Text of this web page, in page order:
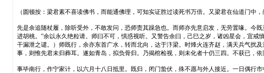
（圆顿按：梁君素不喜读佛书，而能通佛理，可知实证胜过读死书万倍。又梁君在仙道门中
先是余追随杖履，除听受外，不敢发问，恐师责其躁急也。而师亦先意启发，无劳置喙。今
进胡桃。”余以永久绝粒请。师曰不可，惧惑视听。又警告余曰，己巳之岁，诸凶星会，宜
干漏泄之谴。）师既行，余亦东首广水，转而北向，达于汴梁。时烽火连齐赵，满天兵气扰
事，则惟先君未归葬耳。遂如青岛，拟负骨归。乃揭棺检视，则未化者十仍三四。不获已，
事毕南行，作宁家计，以六月十八日抵里。既归，闭门蛰伏，殊不愿与外人接近。一日偶行